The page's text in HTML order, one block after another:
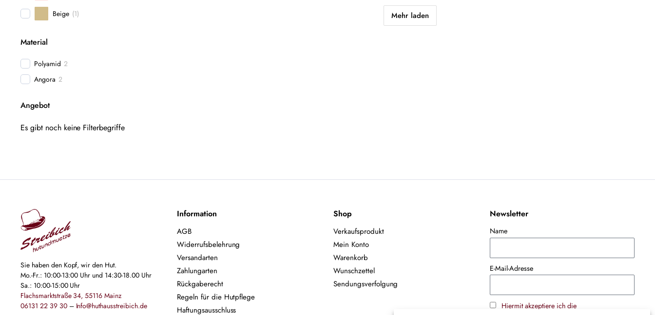
Mehr laden
Beige (1)
Material
Polyamid 2
Angora 2
Angebot
Es gibt noch keine Filterbegriffe
Sie haben den Kopf, wir den Hut.
Mo.-Fr.: 10:00-13:00 Uhr und 14:30-18.00 Uhr
Sa.: 10:00-15:00 Uhr
Flachsmarktstraße 34, 55116 Mainz
06131 22 39 30– Info@huthausstreibich.de
Information
AGB
Widerrufsbelehrung
Versandarten
Zahlungarten
Rückgaberecht
Regeln für die Hutpflege
Haftungsausschluss
Shop
Verkaufsprodukt
Mein Konto
Warenkorb
Wunschzettel
Sendungsverfolgung
Newsletter
Name
E-Mail-Adresse
Hiermit akzeptiere ich die